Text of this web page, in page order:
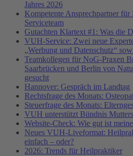
Jahres 2026
Kompetente Ansprechpartner
Serviceteam
Gutachten Klartext #1: Was die
VUH-Service: Zwei neue
„Werbung und Datenschutz“
Teamkollegen für NoG-Praxen
Saarbrücken und Berlin von
gesucht
Hannover: Gespräch im Landtag
Rechtsfrage des Monats:
Steuerfrage des Monats:
VUH unterstützt Bündnis
Website-Check: Wie gut ist
Neues VUH-Liveformat:
einfach – oder?
2026: Trends für Heilpraktiker